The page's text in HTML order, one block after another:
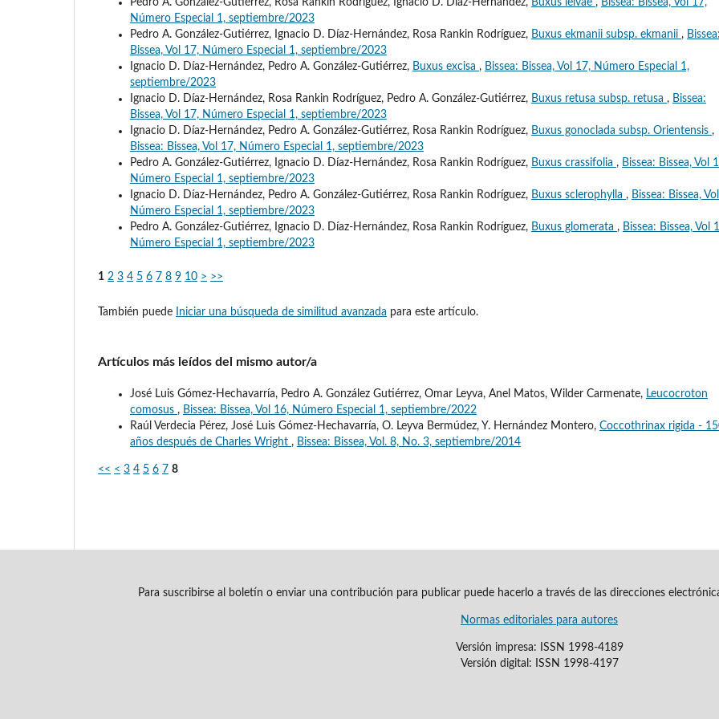
Número Especial 1, septiembre/2023
Pedro A. González-Gutiérrez, Ignacio D. Díaz-Hernández, Rosa Rankin Rodríguez, Buxus ekmanii subsp. ekmanii , Bissea:
Bissea, Vol 17, Número Especial 1, septiembre/2023
Ignacio D. Díaz-Hernández, Pedro A. González-Gutiérrez, Buxus excisa , Bissea: Bissea, Vol 17, Número Especial 1,
septiembre/2023
Ignacio D. Díaz-Hernández, Rosa Rankin Rodríguez, Pedro A. González-Gutiérrez, Buxus retusa subsp. retusa , Bissea:
Bissea, Vol 17, Número Especial 1, septiembre/2023
Ignacio D. Díaz-Hernández, Pedro A. González-Gutiérrez, Rosa Rankin Rodríguez, Buxus gonoclada subsp. Orientensis ,
Bissea: Bissea, Vol 17, Número Especial 1, septiembre/2023
Pedro A. González-Gutiérrez, Ignacio D. Díaz-Hernández, Rosa Rankin Rodríguez, Buxus crassifolia , Bissea: Bissea, Vol
Número Especial 1, septiembre/2023
Ignacio D. Díaz-Hernández, Pedro A. González-Gutiérrez, Rosa Rankin Rodríguez, Buxus sclerophylla , Bissea: Bissea,
Número Especial 1, septiembre/2023
Pedro A. González-Gutiérrez, Ignacio D. Díaz-Hernández, Rosa Rankin Rodríguez, Buxus glomerata , Bissea: Bissea, Vol
Número Especial 1, septiembre/2023
1 2 3 4 5 6 7 8 9 10 > >>
También puede Iniciar una búsqueda de similitud avanzada para este artículo.
Artículos más leídos del mismo autor/a
José Luis Gómez-Hechavarría, Pedro A. González Gutiérrez, Omar Leyva, Anel Matos, Wilder Carmenate, Leucocroton
comosus , Bissea: Bissea, Vol 16, Número Especial 1, septiembre/2022
Raúl Verdecia Pérez, José Luis Gómez-Hechavarría, O. Leyva Bermúdez, Y. Hernández Montero, Coccothrinax rigida -
años después de Charles Wright , Bissea: Bissea, Vol. 8, No. 3, septiembre/2014
<< < 3 4 5 6 7 8
Para suscribirse al boletín o enviar una contribución para publicar puede hacerlo a través de las direcciones
Normas editoriales para autores
Versión impresa: ISSN 1998-4189
Versión digital: ISSN 1998-4197